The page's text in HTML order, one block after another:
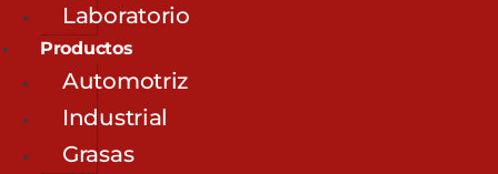
Laboratorio
Productos
Automotriz
Industrial
Grasas